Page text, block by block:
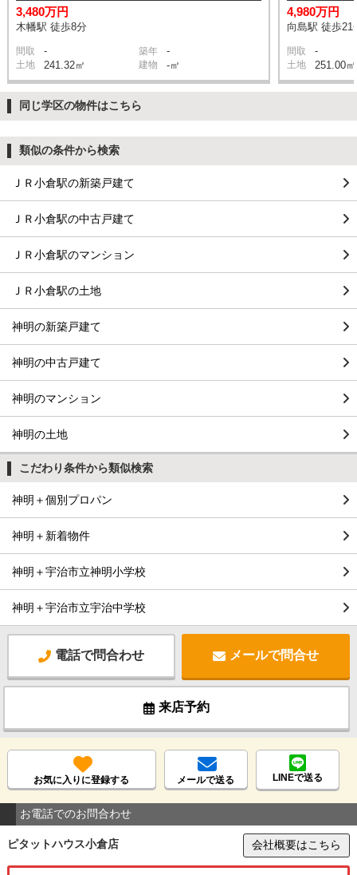
3,480万円
木幡駅 徒歩8分
間取 - 築年 -
土地 241.32㎡ 建物 -㎡
4,980万円
向島駅 徒歩21
間取 -
土地 251.00㎡
同じ学区の物件はこちら
類似の条件から検索
ＪＲ小倉駅の新築戸建て
ＪＲ小倉駅の中古戸建て
ＪＲ小倉駅のマンション
ＪＲ小倉駅の土地
神明の新築戸建て
神明の中古戸建て
神明のマンション
神明の土地
こだわり条件から類似検索
神明＋個別プロパン
神明＋新着物件
神明＋宇治市立神明小学校
神明＋宇治市立宇治中学校
電話で問合わせ メールで問合せ
来店予約
お気に入りに登録する メールで送る LINEで送る
お電話でのお問合わせ
ピタットハウス小倉店 会社概要はこちら